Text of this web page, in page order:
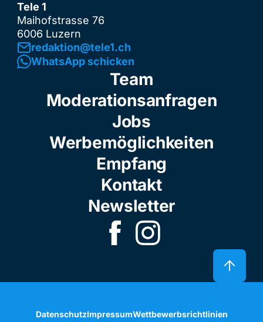
Tele 1
Maihofstrasse 76
6006 Luzern
redaktion@tele1.ch
WhatsApp schicken
Team
Moderationsanfragen
Jobs
Werbemöglichkeiten
Empfang
Kontakt
Newsletter
DatenschutzImpressumWettbewerbsrichtlinien